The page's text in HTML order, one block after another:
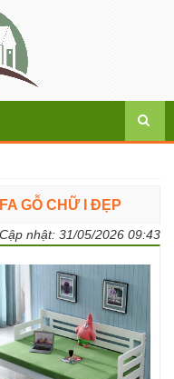
GỖ CHỮ I ĐẸP
Cập nhật: 31/05/2026 09:43